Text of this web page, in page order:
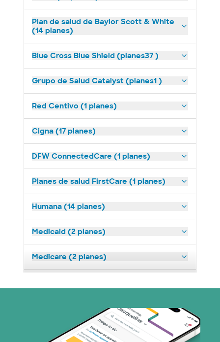
Plan de salud de Baylor Scott & White
(14 planes)
Blue Cross Blue Shield (planes37 )
Grupo de Salud Catalyst (planes1 )
Red Centivo (1 planes)
Cigna (17 planes)
DFW ConnectedCare (1 planes)
Planes de salud FirstCare (1 planes)
Humana (14 planes)
Medicaid (2 planes)
Medicare (2 planes)
Prism Electric (1 planes)
Plan de Salud Superior (19 planes)